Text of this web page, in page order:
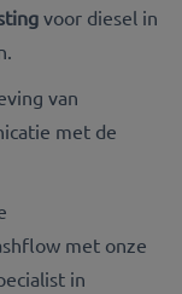
voor diesel in
van
met de
met onze
in